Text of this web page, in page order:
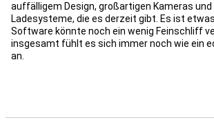
auffälligem Design, großartigen Kameras
Ladesysteme, die es derzeit gibt. Es ist
Software könnte noch ein wenig Feinschliff
insgesamt fühlt es sich immer noch wie ein
an.